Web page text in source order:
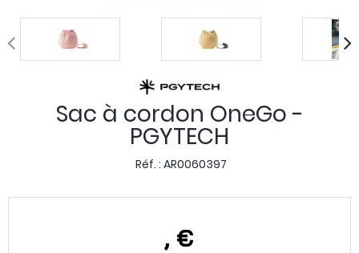
Sac à cordon OneGo -
PGYTECH
Réf. : AR0060397
, €